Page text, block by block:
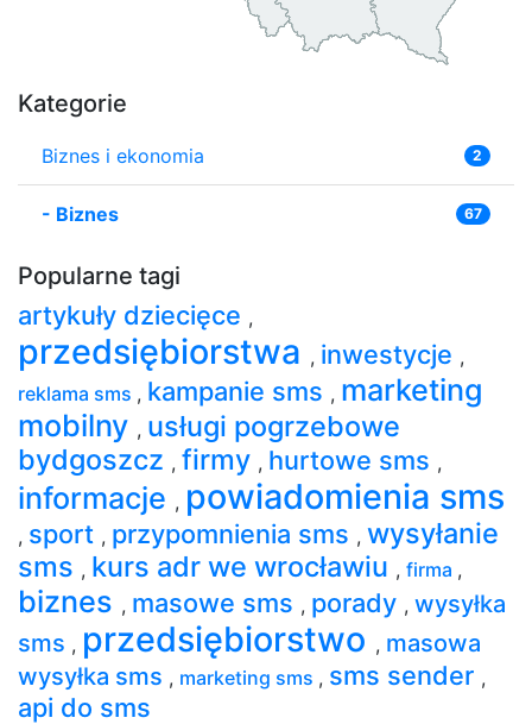
Kategorie
Biznes i ekonomia 2
- Biznes 67
Popularne tagi
artykuły dziecięce ,
przedsiębiorstwa , inwestycje ,
reklama sms , kampanie sms , marketing
mobilny , usługi pogrzebowe
bydgoszcz , firmy , hurtowe sms ,
informacje , powiadomienia sms
, sport , przypomnienia sms , wysyłanie
sms , kurs adr we wrocławiu , firma ,
biznes , masowe sms , porady , wysyłka
sms , przedsiębiorstwo , masowa
wysyłka sms , marketing sms , sms sender ,
api do sms